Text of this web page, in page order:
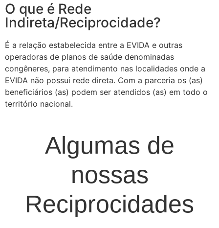
O que é Rede
Indireta/Reciprocidade?
É a relação estabelecida entre a EVIDA e outras
operadoras de planos de saúde denominadas
congêneres, para atendimento nas localidades onde a
EVIDA não possui rede direta. Com a parceria os (as)
beneficiários (as) podem ser atendidos (as) em todo o
território nacional.
Algumas de
nossas
Reciprocidades